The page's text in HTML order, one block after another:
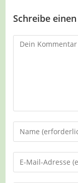
Schreibe
Kommentar
Gib
deinen
Namen
oder
Gib
deine